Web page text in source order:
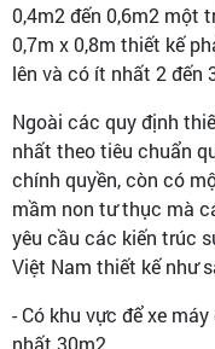
0,4m2 đến 0,6m2 một
0,7m x 0,8m thiết kế
lên và có ít nhất 2 đến
Ngoài các quy định
nhất theo tiêu chuẩn
chính quyền, còn có
mầm non tư thục mà
yêu cầu các kiến trúc
Việt Nam thiết kế như
- Có khu vực để xe
nhất 30m2